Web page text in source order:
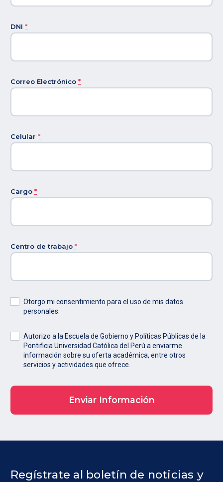
DNI *
Correo Electrónico *
Celular *
Cargo *
Centro de trabajo *
Otorgo mi consentimiento para el uso de mis datos
personales.
Autorizo a la Escuela de Gobierno y Políticas Públicas de la
Pontificia Universidad Católica del Perú a enviarme
información sobre su oferta académica, entre otros
servicios y actividades que ofrece.
Regístrate al boletín de noticias y